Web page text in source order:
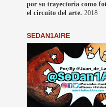
por su trayectoria como
el circuito del arte. 2018
SEDAN1AIRE